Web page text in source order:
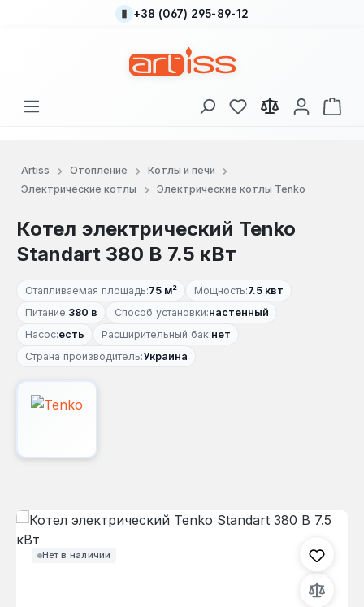
Перейти к основному содержанию
+38 (067) 295-89-12
У вас есть товары
В
Artiss Отопление
Котлы и печи
Электрические котлы
Электрические котлы Tenko
Котел электрический Tenko
Standart 380 В 7.5 кВт
Отапливаемая площадь:75 м² Мощность:7.5 квт
Питание:380 в Способ установки:настенный
Насос:есть Расширительный бак:нет
Страна производитель:Украина
Нет в наличии
Пропустить галерею изображений